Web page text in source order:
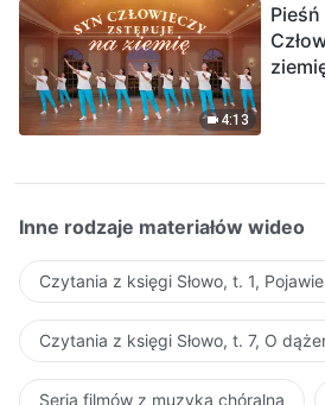
4:13
Inne rodzaje materiałów wideo
Czytania z księgi Słowo, t. 1,
Czytania z księgi Słowo, t. 7, O
Seria filmów z muzyką chóralną